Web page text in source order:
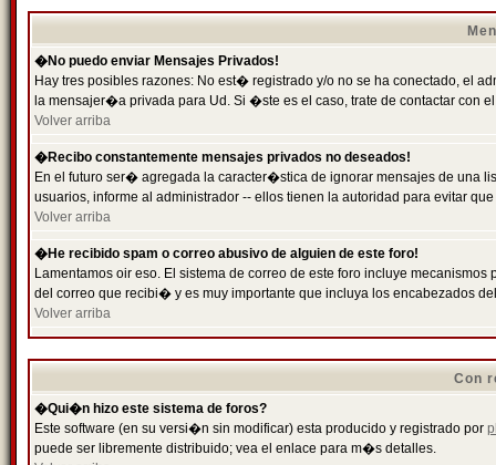
�No puedo enviar Mensajes Privados!
Hay tres posibles razones: No est� registrado y/o no se ha conectado, el
la mensajer�a privada para Ud. Si �ste es el caso, trate de contactar con
Volver arriba
�Recibo constantemente mensajes privados no deseados!
En el futuro ser� agregada la caracter�stica de ignorar mensajes de una
usuarios, informe al administrador -- ellos tienen la autoridad para evitar
Volver arriba
�He recibido spam o correo abusivo de alguien de este foro!
Lamentamos oir eso. El sistema de correo de este foro incluye
del correo que recibi� y es muy importante que incluya los encabezados
Volver arriba
Con
�Qui�n hizo este sistema de foros?
Este software (en su versi�n sin modificar) esta producido y registrado por
puede ser libremente distribuido; vea el enlace para m�s detalles.